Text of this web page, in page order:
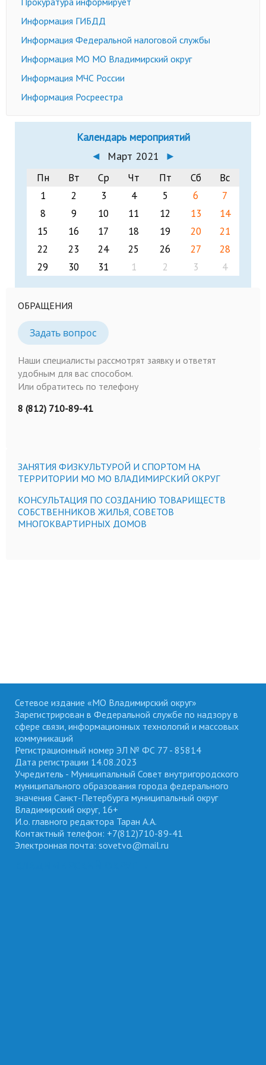
Информация ГИБДД
Информация Федеральной налоговой службы
Информация МО МО Владимирский округ
Информация МЧС России
Информация Росреестра
Календарь мероприятий
◄
Март 2021 ►
Пн Вт Ср Чт Пт Сб
Вс
1
2 3 4 5 6
7
8
9 10 11 12 13
14
15
16 17 18 19 20
21
22
23 24 25 26 27
28
29
30 31 1 2 3 4
ОБРАЩЕНИЯ
Задать вопрос
Наши специалисты рассмотрят заявку и ответят
удобным для вас способом.
Или обратитесь по телефону
8 (812) 710-89-41
ЗАНЯТИЯ ФИЗКУЛЬТУРОЙ И СПОРТОМ НА
ТЕРРИТОРИИ МО МО ВЛАДИМИРСКИЙ ОКРУГ
КОНСУЛЬТАЦИЯ ПО СОЗДАНИЮ ТОВАРИЩЕСТВ
СОБСТВЕННИКОВ ЖИЛЬЯ, СОВЕТОВ
МНОГОКВАРТИРНЫХ ДОМОВ
Сетевое издание «МО Владимирский округ»
Зарегистрирован в Федеральной службе по надзору в
сфере связи, информационных технологий и массовых
коммуникаций
Регистрационный номер ЭЛ № ФС 77 - 85814
Дата регистрации 14.08.2023
Учредитель - Муниципальный Совет внутригородского
муниципального образования города федерального
значения Санкт-Петербурга муниципальный округ
Владимирский округ, 16+
И.о. главного редактора Таран А.А.
Контактный телефон: +7(812)710-89-41
Электронная почта: sovetvo@mail.ru